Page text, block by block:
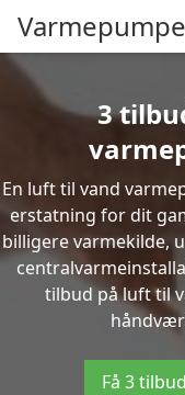
3
En luft til vand
erstatning for dit
billigere varmekilde,
tilbud på luft til
Få 3